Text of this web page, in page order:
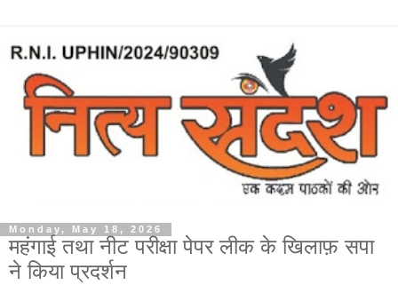
Monday, May 18, 2026
महंगाई तथा नीट परीक्षा पेपर लीक के खिलाफ़ सपा
ने किया प्रदर्शन